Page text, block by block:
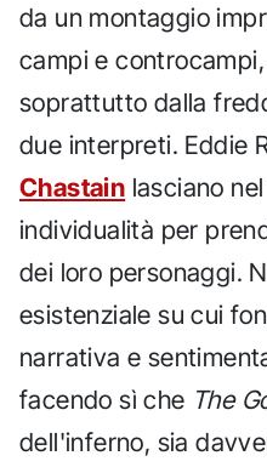
da un montaggio
campi e
soprattutto dalla
due interpreti. Eddie
Chastain lasciano
individualità per
dei loro personaggi.
esistenziale su cui
narrativa e
facendo sì che The
dell'inferno, sia